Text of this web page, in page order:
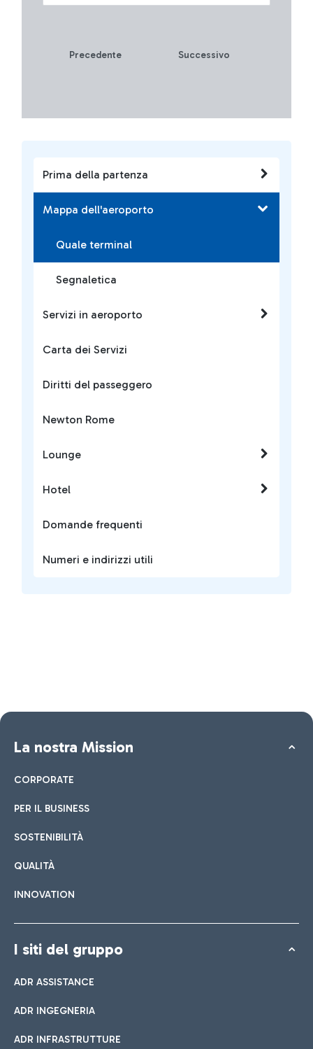
Prima della partenza
Mappa dell'aeroporto
Quale terminal
Segnaletica
Servizi in aeroporto
Carta dei Servizi
Diritti del passeggero
Newton Rome
Lounge
Hotel
Domande frequenti
Numeri e indirizzi utili
Precedente Successivo
La nostra Mission
CORPORATE
PER IL BUSINESS
SOSTENIBILITÀ
QUALITÀ
INNOVATION
I siti del gruppo
ADR ASSISTANCE
ADR INGEGNERIA
ADR INFRASTRUTTURE